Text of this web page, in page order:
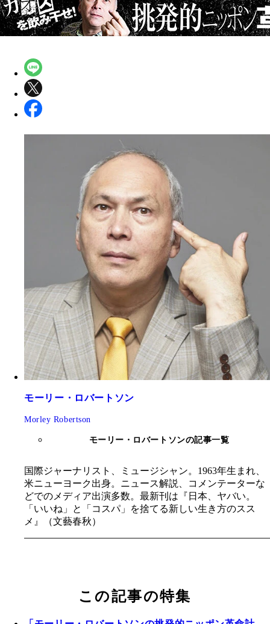
モーリー・ロバートソン
Morley Robertson
モーリー・ロバートソンの記事一覧
国際ジャーナリスト、ミュージシャン。1963年生まれ、
米ニューヨーク出身。ニュース解説、コメンテーターな
どでのメディア出演多数。最新刊は『日本、ヤバい。
「いいね」と「コスパ」を捨てる新しい生き方のスス
メ』（文藝春秋）
この記事の特集